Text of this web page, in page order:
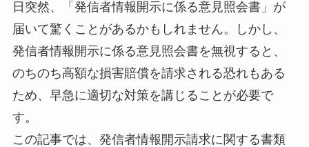
日突然、「発信者情報開示に係る意見照会書」が
届いて驚くことがあるかもしれません。しかし、
発信者情報開示に係る意見照会書を無視すると、
のちのち高額な損害賠償を請求される恐れもある
ため、早急に適切な対策を講じることが必要で
す。
この記事では、発信者情報開示請求に関する書類